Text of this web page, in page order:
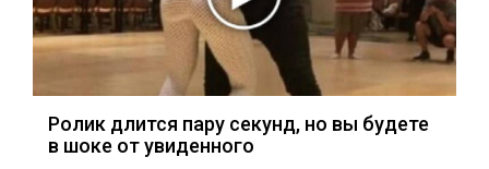
Ролик длится пару секунд, но вы будете
в шоке от увиденного